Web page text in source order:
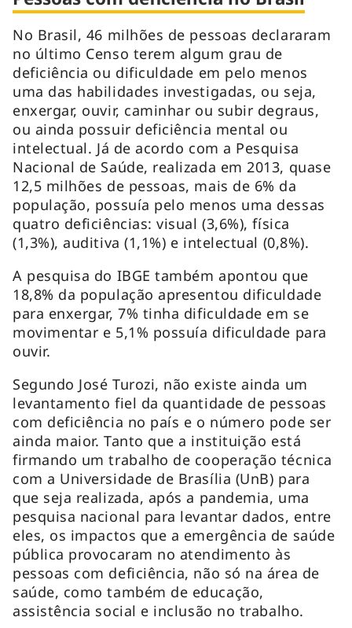
No Brasil, 46 milhões de pessoas declararam
no último Censo terem algum grau de
deficiência ou dificuldade em pelo menos
uma das habilidades investigadas, ou seja,
enxergar, ouvir, caminhar ou subir degraus,
ou ainda possuir deficiência mental ou
intelectual. Já de acordo com a Pesquisa
Nacional de Saúde, realizada em 2013, quase
12,5 milhões de pessoas, mais de 6% da
população, possuía pelo menos uma dessas
quatro deficiências: visual (3,6%), física
(1,3%), auditiva (1,1%) e intelectual (0,8%).
A pesquisa do IBGE também apontou que
18,8% da população apresentou dificuldade
para enxergar, 7% tinha dificuldade em se
movimentar e 5,1% possuía dificuldade para
ouvir.
Segundo José Turozi, não existe ainda um
levantamento fiel da quantidade de pessoas
com deficiência no país e o número pode ser
ainda maior. Tanto que a instituição está
firmando um trabalho de cooperação técnica
com a Universidade de Brasília (UnB) para
que seja realizada, após a pandemia, uma
pesquisa nacional para levantar dados, entre
eles, os impactos que a emergência de saúde
pública provocaram no atendimento às
pessoas com deficiência, não só na área de
saúde, como também de educação,
assistência social e inclusão no trabalho.